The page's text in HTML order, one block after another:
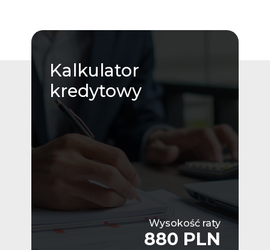
Kalkulator
kredytowy
Wysokość raty
880 PLN